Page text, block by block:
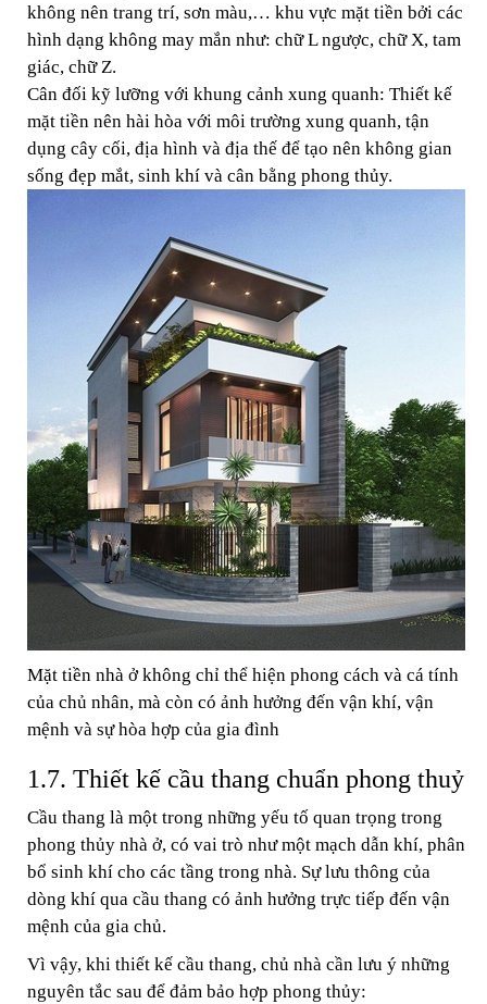
không nên trang trí, sơn màu,… khu vực mặt tiền bởi các
hình dạng không may mắn như: chữ L ngược, chữ X, tam
giác, chữ Z.
Cân đối kỹ lưỡng với khung cảnh xung quanh: Thiết kế
mặt tiền nên hài hòa với môi trường xung quanh, tận
dụng cây cối, địa hình và địa thế để tạo nên không gian
sống đẹp mắt, sinh khí và cân bằng phong thủy.
Mặt tiền nhà ở không chỉ thể hiện phong cách và cá tính
của chủ nhân, mà còn có ảnh hưởng đến vận khí, vận
mệnh và sự hòa hợp của gia đình
1.7. Thiết kế cầu thang chuẩn phong thuỷ
Cầu thang là một trong những yếu tố quan trọng trong
phong thủy nhà ở, có vai trò như một mạch dẫn khí, phân
bổ sinh khí cho các tầng trong nhà. Sự lưu thông của
dòng khí qua cầu thang có ảnh hưởng trực tiếp đến vận
mệnh của gia chủ.
Vì vậy, khi thiết kế cầu thang, chủ nhà cần lưu ý những
nguyên tắc sau để đảm bảo hợp phong thủy: